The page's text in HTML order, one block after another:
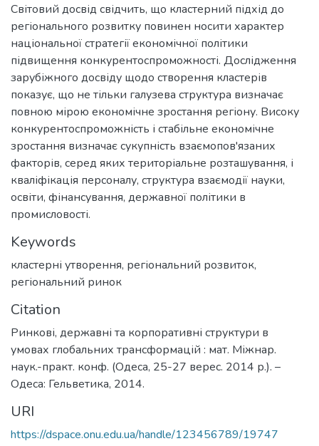
Світовий досвід свідчить, що кластерний підхід до
регіонального розвитку повинен носити характер
національної стратегії економічної політики
підвищення конкурентоспроможності. Дослідження
зарубіжного досвіду щодо створення кластерів
показує, що не тільки галузева структура визначає
повною мірою економічне зростання регіону. Високу
конкурентоспроможність і стабільне економічне
зростання визначає сукупність взаємопов'язаних
факторів, серед яких територіальне розташування, і
кваліфікація персоналу, структура взаємодії науки,
освіти, фінансування, державної політики в
промисловості.
Keywords
кластерні утворення, регіональний розвиток,
регіональний ринок
Citation
Ринкові, державні та корпоративні структури в
умовах глобальних трансформацій : мат. Міжнар.
наук.-практ. конф. (Одеса, 25-27 верес. 2014 р.). –
Одеса: Гельветика, 2014.
URI
https://dspace.onu.edu.ua/handle/123456789/19747